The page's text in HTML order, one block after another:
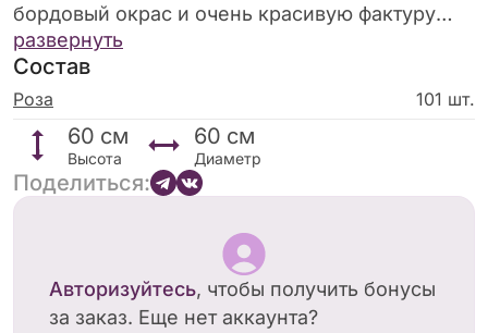
бордовый окрас и очень красивую фактуру
бутона. Удивляйте своих родных . Дарите
свою любовь, внимание и заботу, а наши
флористы Вам в этом помогут.
развернуть
Состав
Роза 101 шт.
60 см
Высота
60 см
Диаметр
Поделиться:
Авторизуйтесь, чтобы получить бонусы
за заказ. Еще нет аккаунта?